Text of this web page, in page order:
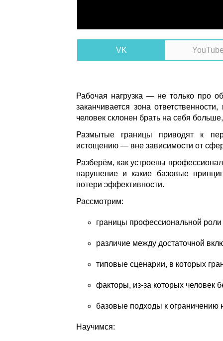
VK
Рабочая нагрузка — не только про
заканчивается зона
человек склонен брать на себя
Размытые границы приводят к
истощению — вне зависимости от
Разберём, как устроены
нарушение и какие базовые
потери эффективности.
Рассмотрим:
границы профессиональной роли
различие между достаточной
типовые сценарии, в которых
факторы, из-за которых человек
базовые подходы к ограничению
Научимся: